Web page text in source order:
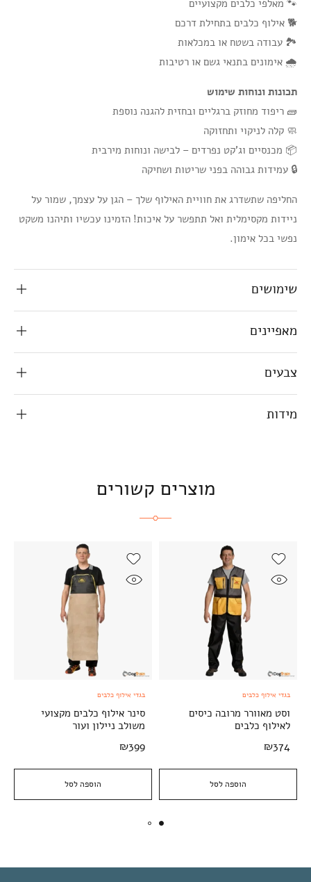
🐾 מאלפי כלבים מקצועיים
🐕 אילוף כלבים בתחילת דרכם
🏞️ עבודה בשטח או במכלאות
🌧️ אימונים בתנאי גשם או רטיבות
תכונות ונוחות שימוש
🧱 ריפוד מחוזק ברגליים ובחזית להגנה נוספת
🧼 קלה לניקוי ותחזוקה
📦 מכנסיים וג'קט נפרדים – לבישה ונוחות מירבית
🔒 עמידות גבוהה בפני שריטות ושחיקה
החליפה שתשדרג את חוויית האילוף שלך – הגן על עצמך, שמור על
ניידות מקסימלית ואל תתפשר על איכות! הזמינו עכשיו ותיהנו משקט
נפשי בכל אימון.
שימושים
מאפיינים
צבעים
מידות
מוצרים קשורים
הוספה לסל
בגדי אילוף כלבים
וסט מאוורר מרובה כיסים
לאילוף כלבים
₪374
הוספה לסל
בגדי אילוף כלבים
סינר אילוף כלבים מקצועי
משולב ניילון ועור
₪399